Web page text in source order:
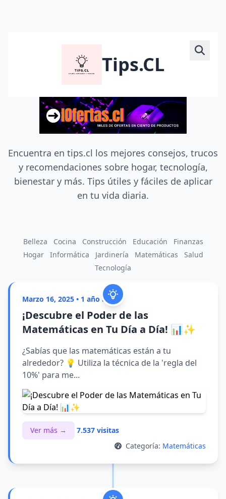
Tips.CL
Encuentra en tips.cl los mejores consejos, trucos
y recomendaciones sobre hogar, tecnología,
bienestar y más. Tips útiles y fáciles de aplicar
en tu vida diaria.
Belleza Cocina Construcción Educación
Finanzas
Hogar
Informática Jardinería Matemáticas
Salud
Tecnología
Marzo 16, 2025 • 1 año atrás
¡Descubre el Poder de las
Matemáticas en Tu Día a Día! 📊✨
¿Sabías que las matemáticas están a tu
alrededor? 💡 Utiliza la técnica de la 'regla del
10%' para me...
Ver más →
7.537 visitas
Categoría: Matemáticas